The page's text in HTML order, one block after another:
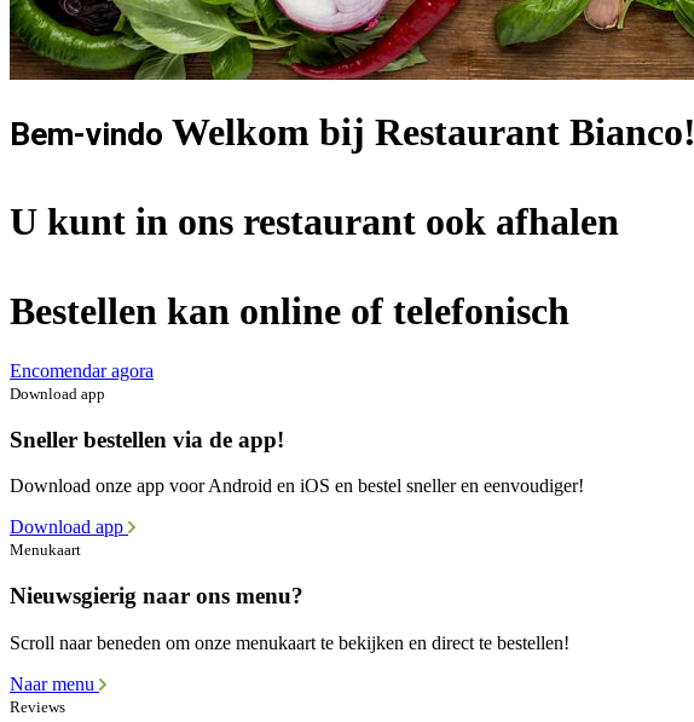
Bem-vindo Welkom bij Restaurant Bianco!
U kunt in ons restaurant ook afhalen
Bestellen kan online of telefonisch
Encomendar agora
Download app
Sneller bestellen via de app!
Download onze app voor Android en iOS en bestel sneller en eenvoudiger!
Download app
Menukaart
Nieuwsgierig naar ons menu?
Scroll naar beneden om onze menukaart te bekijken en direct te bestellen!
Naar menu
Reviews